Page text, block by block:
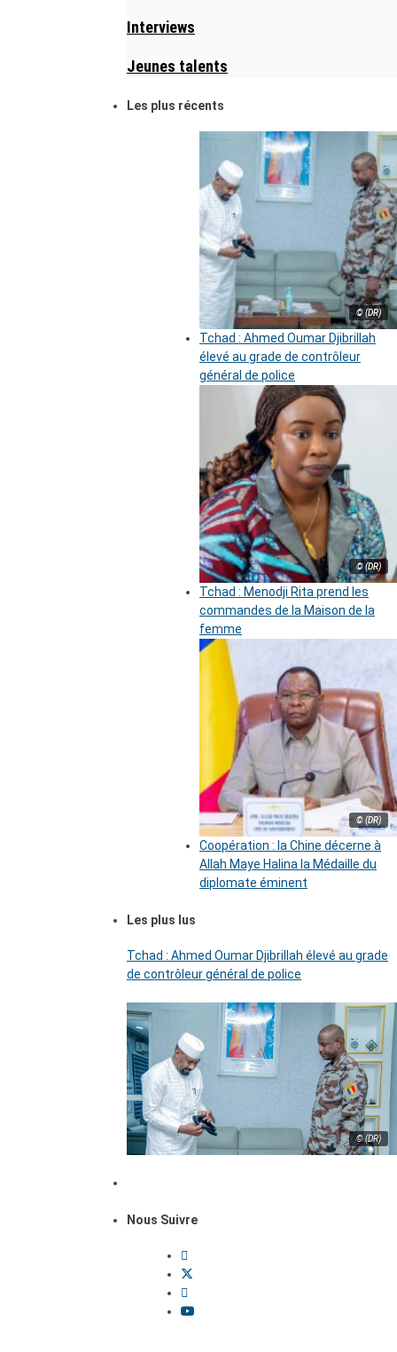
Interviews
Jeunes talents
Les plus récents
© (DR)
Tchad : Ahmed Oumar Djibrillah
élevé au grade de contrôleur
général de police
© (DR)
Tchad : Menodji Rita prend les
commandes de la Maison de la
femme
© (DR)
Coopération : la Chine décerne à
Allah Maye Halina la Médaille du
diplomate éminent
Les plus lus
Tchad : Ahmed Oumar Djibrillah élevé au grade
de contrôleur général de police
© (DR)
Nous Suivre